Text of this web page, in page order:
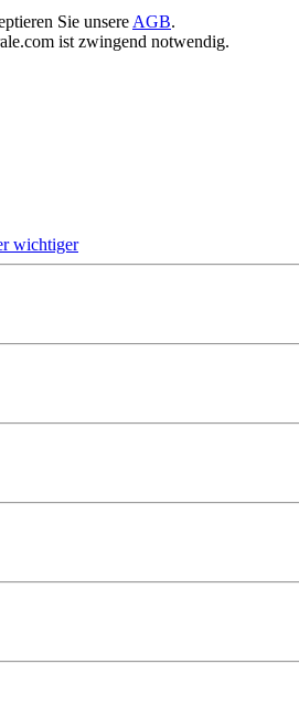
Sie unsere AGB.
ist zwingend notwendig.
wichtiger